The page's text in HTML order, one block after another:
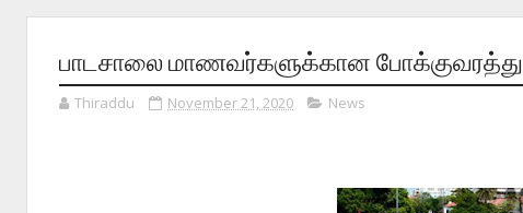
பாடசாலை மாணவர்களுக்கான
Thiraddu November 21, 2020 News